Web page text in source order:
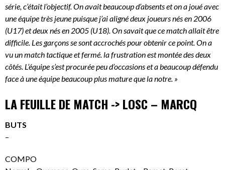
série, c’était l’objectif. On avait beaucoup d’absents et on a joué avec
une équipe très jeune puisque j’ai aligné deux joueurs nés en 2006
(U17) et deux nés en 2005 (U18). On savait que ce match allait être
difficile. Les garçons se sont accrochés pour obtenir ce point. On a
vu un match tactique et fermé. la frustration est montée des deux
côtés. L’équipe s’est procurée peu d’occasions et a beaucoup défendu
face à une équipe beaucoup plus mature que la notre. »
LA FEUILLE DE MATCH -> LOSC – MARCQ
BUTS
–
COMPO